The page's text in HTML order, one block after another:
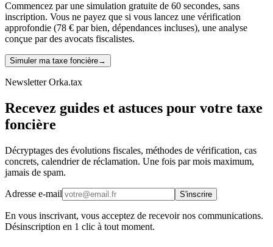
Commencez par une simulation gratuite de 60 secondes, sans
inscription. Vous ne payez que si vous lancez une vérification
approfondie (78 € par bien, dépendances incluses), une analyse
conçue par des avocats fiscalistes.
Simuler ma taxe foncière→
Newsletter Orka.tax
Recevez guides et astuces pour votre taxe
foncière
Décryptages des évolutions fiscales, méthodes de vérification, cas
concrets, calendrier de réclamation. Une fois par mois maximum,
jamais de spam.
Adresse e-mail S'inscrire
En vous inscrivant, vous acceptez de recevoir nos communications.
Désinscription en 1 clic à tout moment.